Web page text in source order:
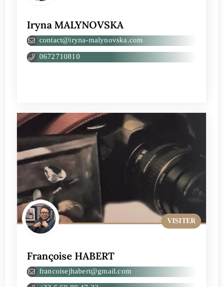
Iryna MALYNOVSKA
contact@iryna-malynovska.com
0672710810
Françoise HABERT
francoisejhabert@gmail.com
VISITER